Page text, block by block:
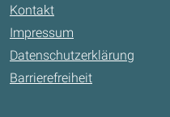
Kontakt
Impressum
Datenschutzerklärung
Barrierefreiheit